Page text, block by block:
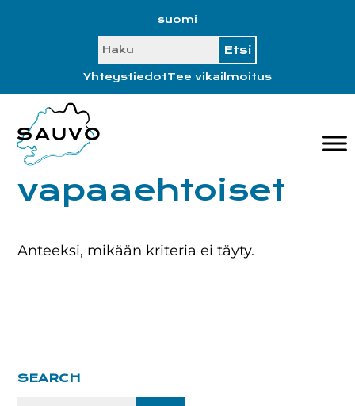
alatunnisteeseen
suomi
SEARCH
YhteystiedotTee vikailmoitus
vapaaehtoiset
Anteeksi, mikään kriteria ei täyty.
Ensisijainen
SEARCH